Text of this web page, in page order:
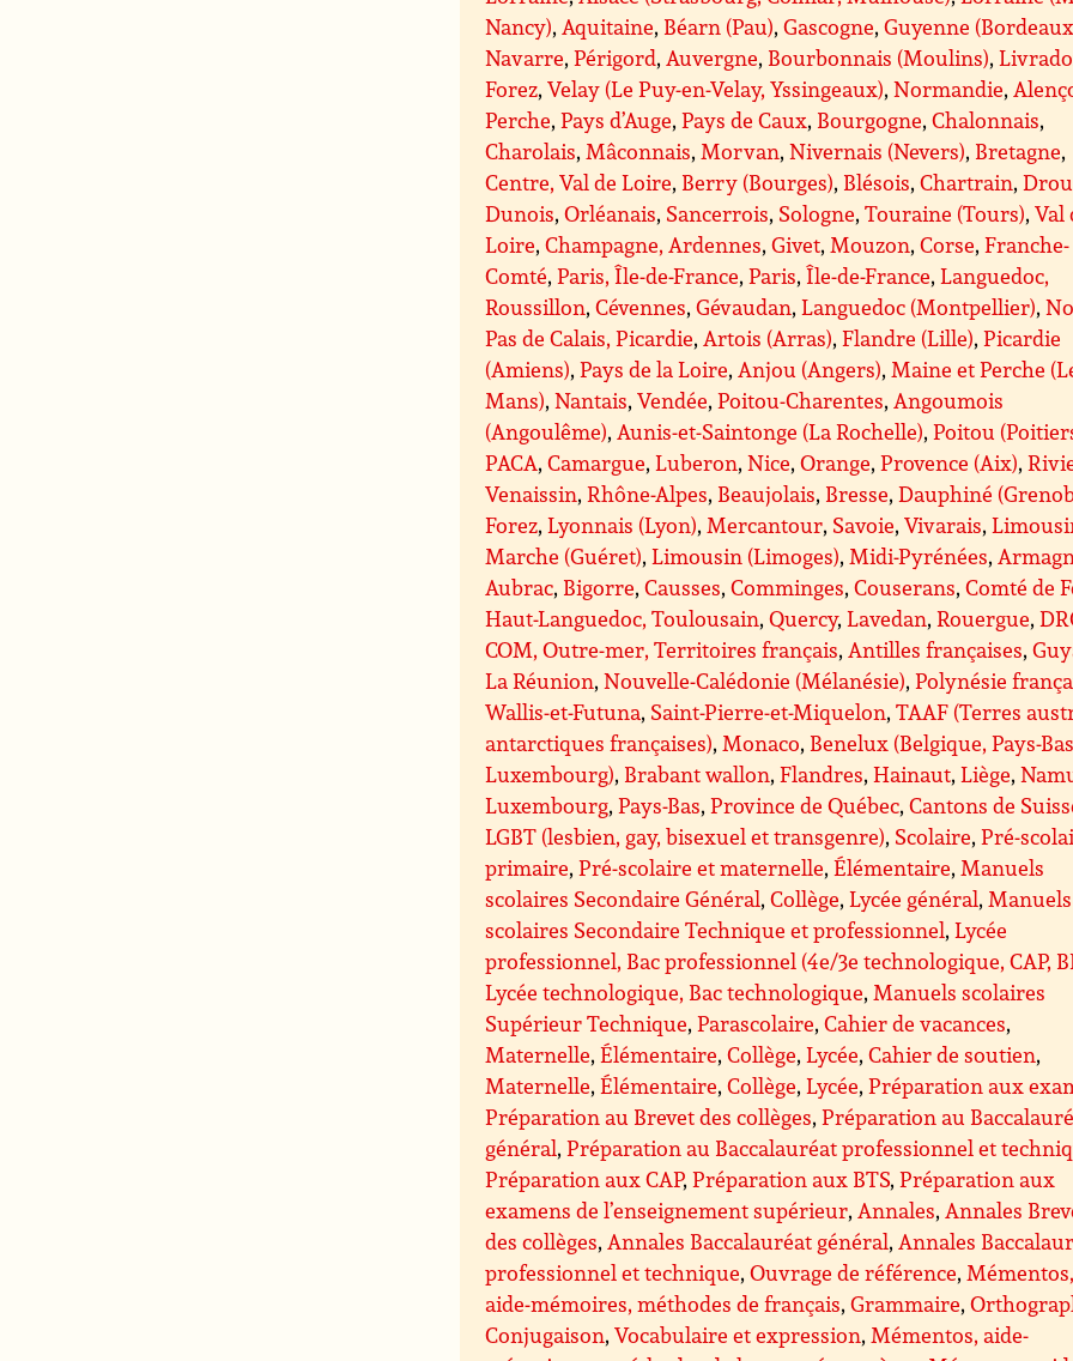
Nancy), Aquitaine, Béarn (Pau),Gascogne,Guyenne
Navarre,Périgord, Auvergne, Bourbonnais (Moulins),
Forez,Velay (Le Puy-en-Velay, Yssingeaux),Normandie,
Perche,Pays d’Auge,Pays de Caux, Bourgogne,Chalonnais,
Charolais, Mâconnais, Morvan,Nivernais (Nevers), Bretagne,
Centre, Val de Loire, Berry (Bourges), Blésois,Chartrain,
Dunois,Orléanais, Sancerrois, Sologne,Touraine (Tours),Val
Loire,Champagne, Ardennes,Givet, Mouzon,Corse,Franche-
Comté,Paris, Île-de-France,Paris,Île-de-France,Languedoc,
Roussillon,Cévennes,Gévaudan,Languedoc (Montpellier),
Pas de Calais, Picardie, Artois (Arras),Flandre (Lille),Picardie
(Amiens),Pays de la Loire, Anjou (Angers), Maine et Perche
Mans),Nantais,Vendée,Poitou-Charentes, Angoumois
(Angoulême), Aunis-et-Saintonge (La Rochelle),Poitou
PACA,Camargue,Luberon,Nice,Orange,Provence (Aix),
Venaissin,Rhône-Alpes, Beaujolais, Bresse,Dauphiné
Forez,Lyonnais (Lyon), Mercantour, Savoie,Vivarais,
Marche (Guéret),Limousin (Limoges), Midi-Pyrénées,
Aubrac, Bigorre,Causses,Comminges,Couserans,Comté de
Haut-Languedoc, Toulousain,Quercy,Lavedan,Rouergue,
COM, Outre-mer, Territoires français, Antilles françaises,
La Réunion,Nouvelle-Calédonie (Mélanésie),Polynésie
Wallis-et-Futuna, Saint-Pierre-et-Miquelon,TAAF (Terres
antarctiques françaises), Monaco, Benelux (Belgique, Pays-
Luxembourg), Brabant wallon,Flandres,Hainaut,Liège,
Luxembourg,Pays-Bas,Province de Québec,Cantons de
LGBT (lesbien, gay, bisexuel et transgenre), Scolaire,Pré-
primaire,Pré-scolaire et maternelle,Élémentaire, Manuels
scolaires Secondaire Général,Collège,Lycée général, Manuels
scolaires Secondaire Technique et professionnel,Lycée
professionnel, Bac professionnel (4e/3e technologique, CAP,
Lycée technologique, Bac technologique, Manuels scolaires
Supérieur Technique,Parascolaire,Cahier de vacances,
Maternelle,Élémentaire,Collège,Lycée,Cahier de soutien,
Maternelle,Élémentaire,Collège,Lycée,Préparation aux
Préparation au Brevet des collèges,Préparation au
général,Préparation au Baccalauréat professionnel et
Préparation aux CAP,Préparation aux BTS,Préparation aux
examens de l’enseignement supérieur, Annales, Annales
des collèges, Annales Baccalauréat général, Annales
professionnel et technique,Ouvrage de référence, Mémentos,
aide-mémoires, méthodes de français,Grammaire,
Conjugaison,Vocabulaire et expression, Mémentos, aide-